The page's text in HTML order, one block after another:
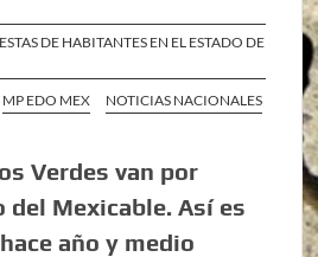
DE HABITANTES EN EL ESTADO DE
MP EDO MEX
NOTICIAS NACIONALES
Verdes van por
del Mexicable. Así es
año y medio